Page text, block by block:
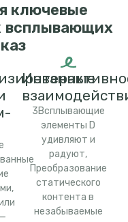
ключевые
всплывающих
3Всплывающие
элементы D
удивляют и
радуют,
Преобразование
статического
контента в
незабываемые